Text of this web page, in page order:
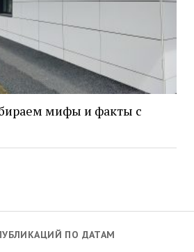
ПО ДАТАМ
мифы и факты с